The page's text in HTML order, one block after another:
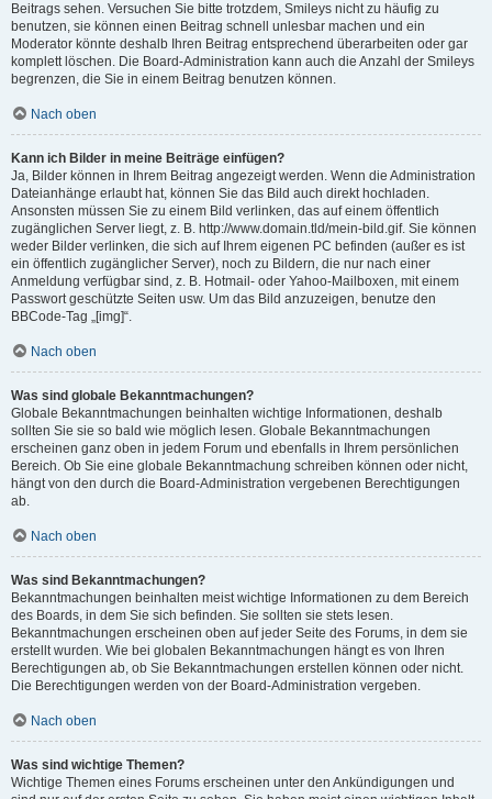
Beitrags sehen. Versuchen Sie bitte trotzdem, Smileys nicht zu häufig zu
benutzen, sie können einen Beitrag schnell unlesbar machen und ein
Moderator könnte deshalb Ihren Beitrag entsprechend überarbeiten oder gar
komplett löschen. Die Board-Administration kann auch die Anzahl der Smileys
begrenzen, die Sie in einem Beitrag benutzen können.
Nach oben
Kann ich Bilder in meine Beiträge einfügen?
Ja, Bilder können in Ihrem Beitrag angezeigt werden. Wenn die Administration
Dateianhänge erlaubt hat, können Sie das Bild auch direkt hochladen.
Ansonsten müssen Sie zu einem Bild verlinken, das auf einem öffentlich
zugänglichen Server liegt, z. B. http://www.domain.tld/mein-bild.gif. Sie können
weder Bilder verlinken, die sich auf Ihrem eigenen PC befinden (außer es ist
ein öffentlich zugänglicher Server), noch zu Bildern, die nur nach einer
Anmeldung verfügbar sind, z. B. Hotmail- oder Yahoo-Mailboxen, mit einem
Passwort geschützte Seiten usw. Um das Bild anzuzeigen, benutze den
BBCode-Tag „[img]“.
Nach oben
Was sind globale Bekanntmachungen?
Globale Bekanntmachungen beinhalten wichtige Informationen, deshalb
sollten Sie sie so bald wie möglich lesen. Globale Bekanntmachungen
erscheinen ganz oben in jedem Forum und ebenfalls in Ihrem persönlichen
Bereich. Ob Sie eine globale Bekanntmachung schreiben können oder nicht,
hängt von den durch die Board-Administration vergebenen Berechtigungen
ab.
Nach oben
Was sind Bekanntmachungen?
Bekanntmachungen beinhalten meist wichtige Informationen zu dem Bereich
des Boards, in dem Sie sich befinden. Sie sollten sie stets lesen.
Bekanntmachungen erscheinen oben auf jeder Seite des Forums, in dem sie
erstellt wurden. Wie bei globalen Bekanntmachungen hängt es von Ihren
Berechtigungen ab, ob Sie Bekanntmachungen erstellen können oder nicht.
Die Berechtigungen werden von der Board-Administration vergeben.
Nach oben
Was sind wichtige Themen?
Wichtige Themen eines Forums erscheinen unter den Ankündigungen und